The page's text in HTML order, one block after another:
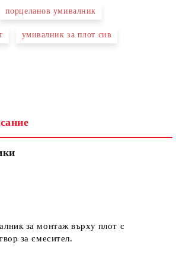
порцеланов умивалник
умивалник за плот сив
за монтаж върху плот с
за смесител.